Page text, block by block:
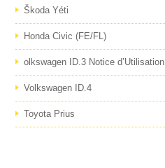
Škoda Yéti
Honda Civic (FE/FL)
olkswagen ID.3 Notice d’Utilisation
Volkswagen ID.4
Toyota Prius